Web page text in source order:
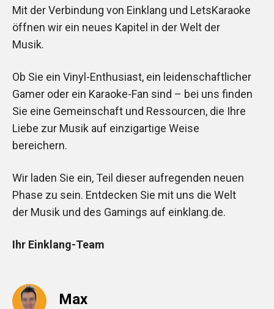
Mit der Verbindung von Einklang und LetsKaraoke
öffnen wir ein neues Kapitel in der Welt der
Musik.
Ob Sie ein Vinyl-Enthusiast, ein leidenschaftlicher
Gamer oder ein Karaoke-Fan sind – bei uns finden
Sie eine Gemeinschaft und Ressourcen, die Ihre
Liebe zur Musik auf einzigartige Weise
bereichern.
Wir laden Sie ein, Teil dieser aufregenden neuen
Phase zu sein. Entdecken Sie mit uns die Welt
der Musik und des Gamings auf einklang.de.
Ihr Einklang-Team
Max